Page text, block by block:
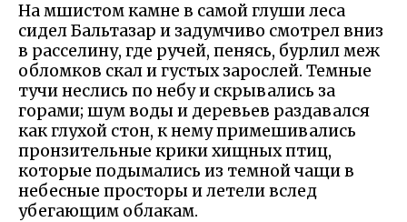
На мшистом камне в самой глуши леса
сидел Бальтазар и задумчиво смотрел вниз
в расселину, где ручей, пенясь, бурлил меж
обломков скал и густых зарослей. Темные
тучи неслись по небу и скрывались за
горами; шум воды и деревьев раздавался
как глухой стон, к нему примешивались
пронзительные крики хищных птиц,
которые подымались из темной чащи в
небесные просторы и летели вслед
убегающим облакам.